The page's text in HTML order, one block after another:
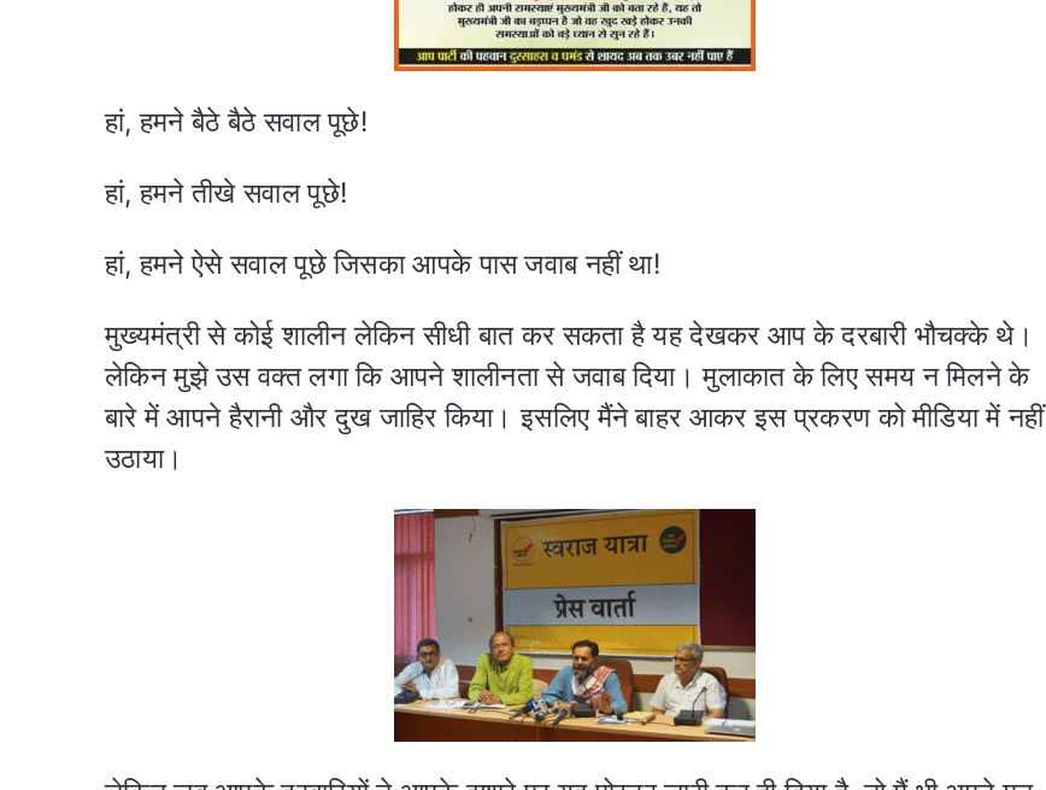
हां, हमने बैठे बैठे सवाल पूछे!
हां, हमने तीखे सवाल पूछे!
हां, हमने ऐसे सवाल पूछे जिसका आपके पास जवाब नहीं था!
मुख्यमंत्री से कोई शालीन लेकिन सीधी बात कर सकता है यह देखकर आप के दरबारी भौचक्के थे।
लेकिन मुझे उस वक्त लगा कि आपने शालीनता से जवाब दिया। मुलाकात के लिए समय न मिलने के
बारे में आपने हैरानी और दुख जाहिर किया। इसलिए मैंने बाहर आकर इस प्रकरण को मीडिया में नहीं
उठाया।